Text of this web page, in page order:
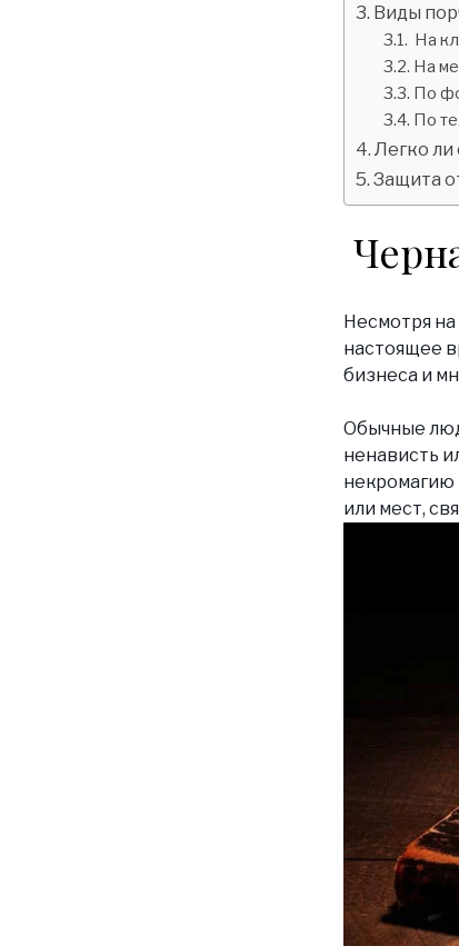
Виды
На
На
По
По
Легко ли
Защита
Несмотря
настоящее
бизнеса и
Обычные
ненависть
некромагию
или мест,